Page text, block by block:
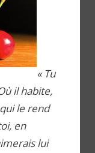
« Tu
il habite,
le rend
en
lui